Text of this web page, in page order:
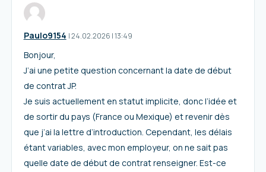
Paulo9154 I24.02.2026 |13:49
Bonjour,
J’ai une petite question concernant la date de début
de contrat JP.
Je suis actuellement en statut implicite, donc l’idée et
de sortir du pays (France ou Mexique) et revenir dès
que j’ai la lettre d’introduction. Cependant, les délais
étant variables, avec mon employeur, on ne sait pas
quelle date de début de contrat renseigner. Est-ce